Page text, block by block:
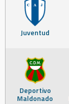
Juventud
Deportivo
Maldonado